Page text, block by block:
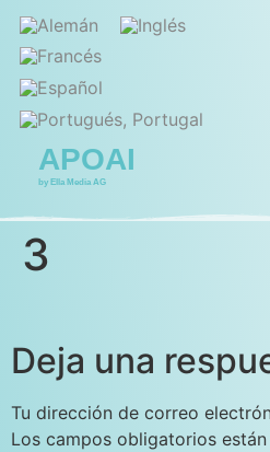
APOAI
by Ella Media AG
3
Deja una
Tu dirección de correo
Los campos obligatorios